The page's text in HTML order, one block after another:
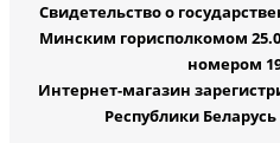
Свидетельство о
Минским горисполкомом
номером
Интернет-магазин
Республики Беларусь